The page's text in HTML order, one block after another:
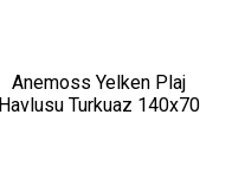
Anemoss Yelken Plaj
Havlusu Turkuaz 140x70